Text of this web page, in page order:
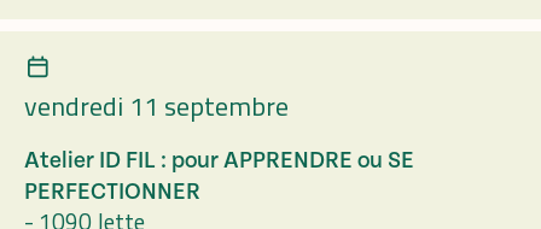
vendredi 11 septembre
Atelier ID FIL : pour APPRENDRE ou SE
PERFECTIONNER
- 1090 Jette